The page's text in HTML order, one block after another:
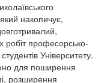
накопичує,
робіт професорсько-
Університету.
для поширення
розширення